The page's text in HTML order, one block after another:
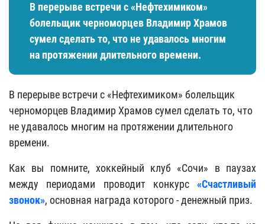
В перерыве встречи с «Нефтехимиком»​
болельщик черноморцев Владимир Храмов
сумел сделать то, что не удавалось многим
на протяжении длительного времени.
В перерыве встречи с «Нефтехимиком»​ болельщик
черноморцев Владимир Храмов сумел сделать то, что
не удавалось многим на протяжении длительного
времени.
Как вы помните, хоккейный клуб «Сочи» в паузах
между периодами проводит конкурс «Счастливый
звонок», основная награда которого - денежный приз.